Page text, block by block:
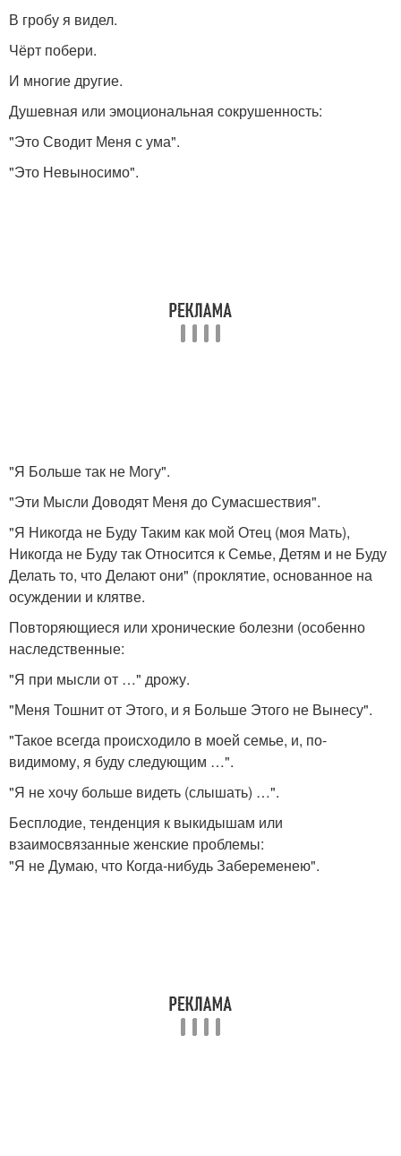
В гробу я видел.
Чёрт побери.
И многие другие.
Душевная или эмоциональная сокрушенность:
"Это Сводит Меня с ума".
"Это Невыносимо".
"Я Больше так не Могу".
"Эти Мысли Доводят Меня до Сумасшествия".
"Я Никогда не Буду Таким как мой Отец (моя Мать),
Никогда не Буду так Относится к Семье, Детям и не Буду
Делать то, что Делают они" (проклятие, основанное на
осуждении и клятве.
Повторяющиеся или хронические болезни (особенно
наследственные:
"Я при мысли от …" дрожу.
"Меня Тошнит от Этого, и я Больше Этого не Вынесу".
"Такое всегда происходило в моей семье, и, по-
видимому, я буду следующим …".
"Я не хочу больше видеть (слышать) …".
Бесплодие, тенденция к выкидышам или
взаимосвязанные женские проблемы:
"Я не Думаю, что Когда-нибудь Забеременею".